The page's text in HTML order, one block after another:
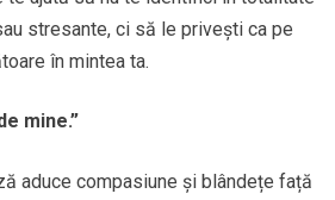
stresante, ci să le privești ca pe
în mintea ta.
mine.”
aduce compasiune și blândețe față